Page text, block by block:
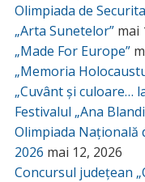
Olimpiada de
„Arta Sunetelor” mai
„Made For Europe”
„Memoria
„Cuvânt și culoare…
Festivalul „Ana
Olimpiada Națională
2026 mai 12, 2026
Concursul județean